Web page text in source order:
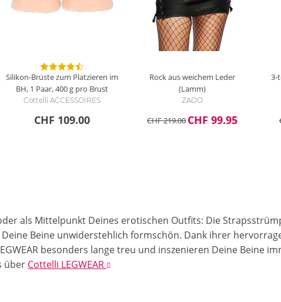
Silikon-Brüste zum Platzieren im
BH, 1 Paar, 400 g pro Brust
Cottelli ACCESSOIRES
CHF 109.00
Rock aus weichem Leder
(Lamm)
ZADO
CHF 219.00 CHF 99.95
3-
als Mittelpunkt Deines erotischen Outfits: Die
Deine Beine unwiderstehlich formschön. Dank ihrer
besonders lange treu und inszenieren Deine Beine
über Cottelli LEGWEAR